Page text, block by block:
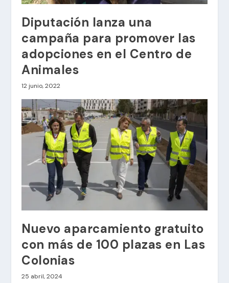
Diputación lanza una
campaña para promover las
adopciones en el Centro de
Animales
12 junio, 2022
Nuevo aparcamiento gratuito
con más de 100 plazas en Las
Colonias
25 abril, 2024